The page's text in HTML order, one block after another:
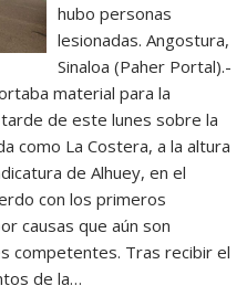
hubo personas
lesionadas. Angostura,
Sinaloa (Paher Portal).-
material para la
de este lunes sobre la
como La Costera, a la altura
de Alhuey, en el
con los primeros
causas que aún son
competentes. Tras recibir el
de la…